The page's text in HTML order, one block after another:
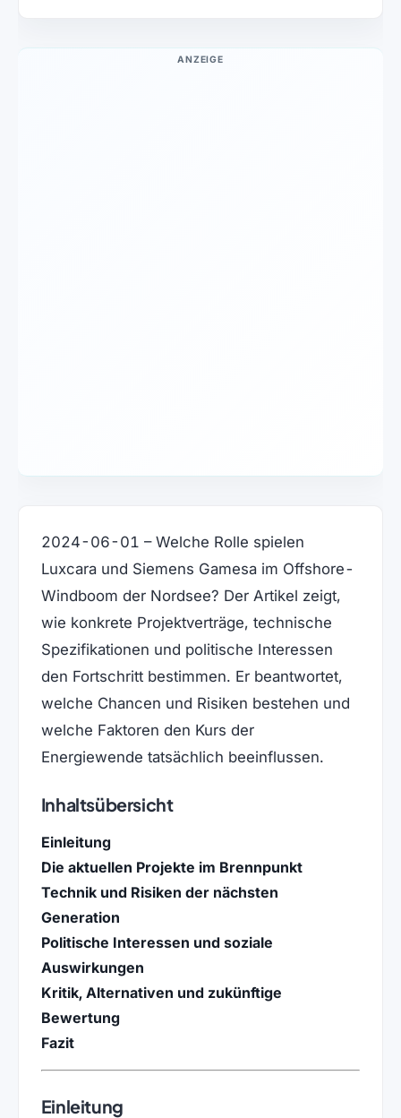
ANZEIGE
2024-06-01 – Welche Rolle spielen
Luxcara und Siemens Gamesa im Offshore-
Windboom der Nordsee? Der Artikel zeigt,
wie konkrete Projektverträge, technische
Spezifikationen und politische Interessen
den Fortschritt bestimmen. Er beantwortet,
welche Chancen und Risiken bestehen und
welche Faktoren den Kurs der
Energiewende tatsächlich beeinflussen.
Inhaltsübersicht
Einleitung
Die aktuellen Projekte im Brennpunkt
Technik und Risiken der nächsten
Generation
Politische Interessen und soziale
Auswirkungen
Kritik, Alternativen und zukünftige
Bewertung
Fazit
Einleitung